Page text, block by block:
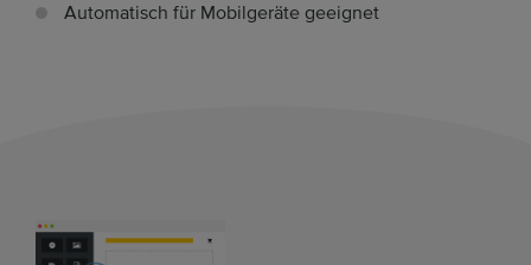
Automatisch für Mobilgeräte geeignet